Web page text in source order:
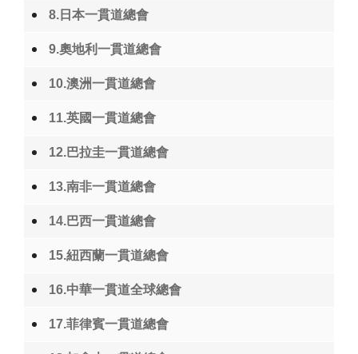
8.日本一貫道總會
9.奧地利一貫道總會
10.澳洲一貫道總會
11.英國一貫道總會
12.巴拉圭一貫道總會
13.南非一貫道總會
14.巴西一貫道總會
15.紐西蘭一貫道總會
16.中華一貫道全球總會
17.菲律賓一貫道總會